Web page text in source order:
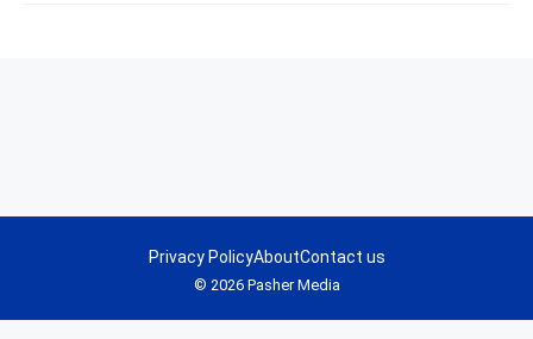
© 2026 Pasher Media
Privacy PolicyAboutContact us